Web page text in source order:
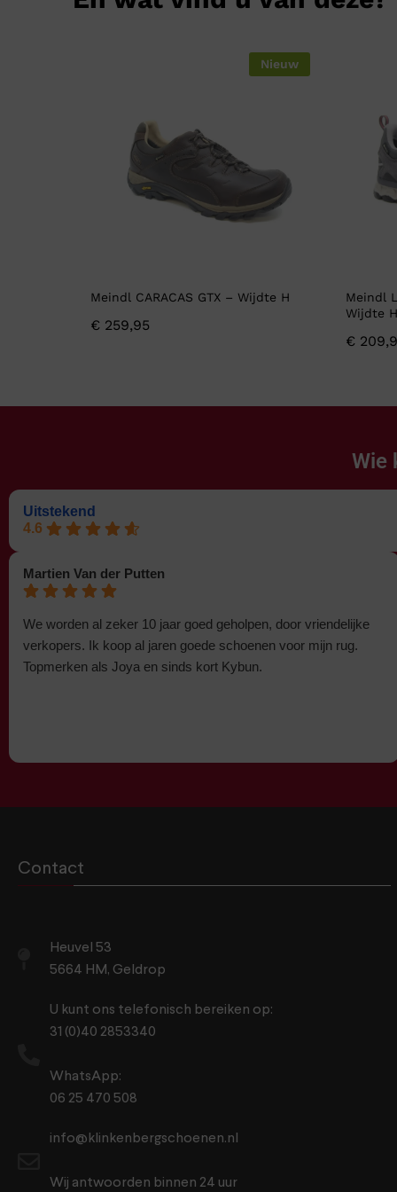
Nieuw
Meindl CARACAS GTX – Wijdte H
€ 259,95
Meindl
Wijdte H
€
Wie
Uitstekend
4.6
Martien Van der Putten
We worden al zeker 10 jaar goed geholpen, door vriendelijke
verkopers. Ik koop al jaren goede schoenen voor mijn rug.
Topmerken als Joya en sinds kort Kybun.
Contact
Heuvel 53
5664 HM, Geldrop
U kunt ons telefonisch bereiken op:
31 (0)40 2853340
WhatsApp:
06 25 470 508
info@klinkenbergschoenen.nl
Wij antwoorden binnen 24 uur